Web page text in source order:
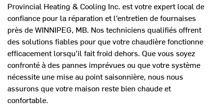
Provincial Heating & Cooling Inc. est votre expert local de
confiance pour la réparation et l’entretien de fournaises
près de WINNIPEG, MB. Nos techniciens qualifiés offrent
des solutions fiables pour que votre chaudière fonctionne
efficacement lorsqu’il fait froid dehors. Que vous soyez
confronté à des pannes imprévues ou que votre système
nécessite une mise au point saisonnière, nous nous
assurons que votre maison reste bien chaude et
confortable.